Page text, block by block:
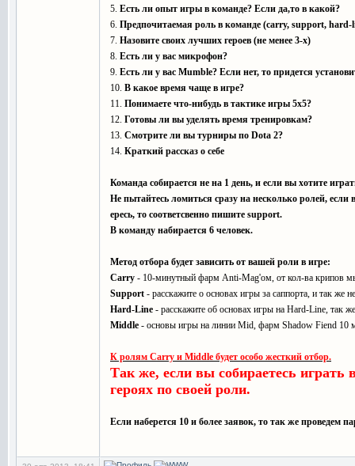
5. Есть ли опыт игры в команде? Если да,то в какой?
6. Предпочитаемая роль в команде (carry, support, hard-
7. Назовите своих лучших героев (не менее 3-х)
8. Есть ли у вас микрофон?
9. Есть ли у вас Mumble? Если нет, то придется
10. В какое время чаще в игре?
11. Понимаете что-нибудь в тактике игры 5х5?
12. Готовы ли вы уделять время тренировкам?
13. Смотрите ли вы турниры по Dota 2?
14. Краткий рассказ о себе
Команда собирается не на 1 день, и если вы хотите
Не пытайтесь ломиться сразу на несколько ролей,
ересь, то соответсвенно пишите support.
В команду набирается 6 человек.
Метод отбора будет зависить от вашей роли в игре:
Carry - 10-минутный фарм Anti-Mag'ом, от кол-ва крипов
Support - расскажите о основах игры за саппорта, и так же
Hard-Line - расскажите об основах игры на Hard-Line, так
Middle - основы игры на линии Mid, фарм Shadow Fiend 10
К ролям Carry и Middle будет особо жесткий отбор.
Так же, если вы собираетесь
героях по своей роли.
Если наберется 10 и более заявок, то так же проведем